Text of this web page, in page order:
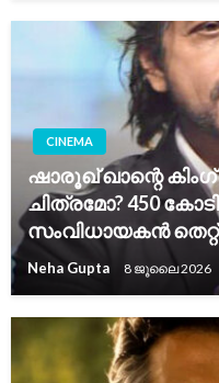
CINEMA
ഷാരൂഖ് ഖാന്റെ
ചിത്രമോ? 450 കോടി
സംവിധായകൻ
Neha Gupta 8 ജൂലൈ 2026